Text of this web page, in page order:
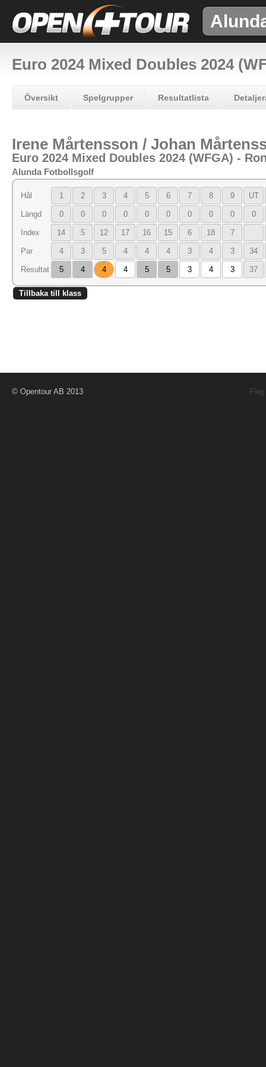
Euro 2024 Mixed Doubles 2024
Översikt Spelgrupper Resultatlista
Irene Mårtensson / Johan
Euro 2024 Mixed Doubles 2024 (WFGA) -
Alunda Fotbollsgolf
Hål 1 2 3 4 5 6 7 8 9 UT
Längd 0 0 0 0 0 0 0 0 0 0
Index 14 5 12 17 16 15 6 18 7
Par 4 3 5 4 4 4 3 4 3 34
Resultat 5 4 4 4 5 5 3 4 3 37
Tillbaka till klass
© Opentour AB 2013